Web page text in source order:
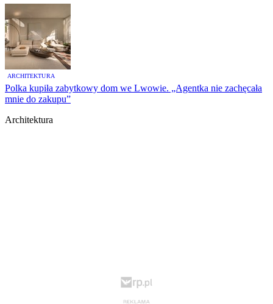
ARCHITEKTURA
Polka kupiła zabytkowy dom we Lwowie. „Agentka nie zachęcała
mnie do zakupu”
Architektura